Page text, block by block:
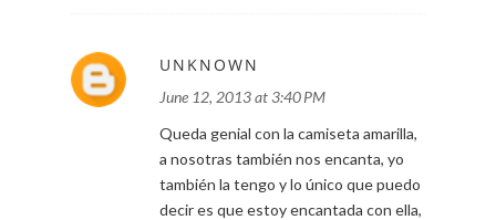
UNKNOWN
June 12, 2013 at 3:40 PM
Queda genial con la camiseta amarilla,
a nosotras también nos encanta, yo
también la tengo y lo único que puedo
decir es que estoy encantada con ella,